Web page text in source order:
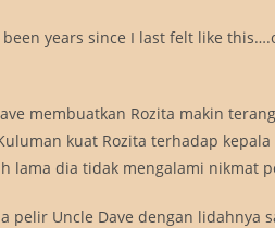
been years since I last felt like
membuatkan Rozita makin
kuat Rozita terhadap
lama dia tidak mengalami nikmat
pelir Uncle Dave dengan